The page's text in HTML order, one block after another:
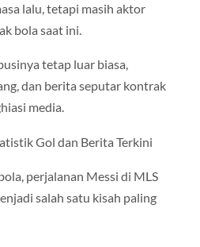
lalu, tetapi masih aktor
bola saat ini.
tetap luar biasa,
dan berita seputar kontrak
media.
Gol dan Berita Terkini
perjalanan Messi di MLS
salah satu kisah paling